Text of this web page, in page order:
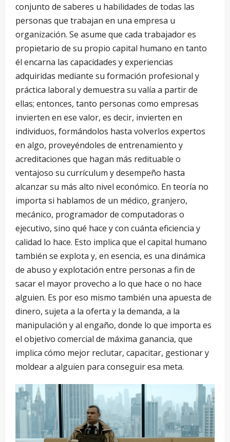
conjunto de saberes u habilidades de todas las
personas que trabajan en una empresa u
organización. Se asume que cada trabajador es
propietario de su propio capital humano en tanto
él encarna las capacidades y experiencias
adquiridas mediante su formación profesional y
práctica laboral y demuestra su valía a partir de
ellas; entonces, tanto personas como empresas
invierten en ese valor, es decir, invierten en
individuos, formándolos hasta volverlos expertos
en algo, proveyéndoles de entrenamiento y
acreditaciones que hagan más redituable o
ventajoso su currículum y desempeño hasta
alcanzar su más alto nivel económico. En teoría no
importa si hablamos de un médico, granjero,
mecánico, programador de computadoras o
ejecutivo, sino qué hace y con cuánta eficiencia y
calidad lo hace. Esto implica que el capital humano
también se explota y, en esencia, es una dinámica
de abuso y explotación entre personas a fin de
sacar el mayor provecho a lo que hace o no hace
alguien. Es por eso mismo también una apuesta de
dinero, sujeta a la oferta y la demanda, a la
manipulación y al engaño, donde lo que importa es
el objetivo comercial de máxima ganancia, que
implica cómo mejor reclutar, capacitar, gestionar y
moldear a alguien para conseguir esa meta.